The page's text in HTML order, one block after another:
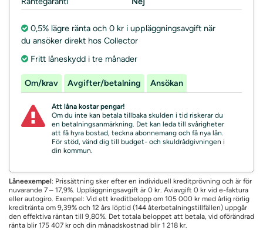
0,5% lägre ränta och 0 kr i uppläggningsavgift när
du ansöker direkt hos Collector
Fritt låneskydd i tre månader
Om/krav Avgifter/betalning Ansökan
Att låna kostar pengar!
Om du inte kan betala tillbaka skulden i tid riskerar du
en betalningsanmärkning. Det kan leda till svårigheter
att få hyra bostad, teckna abonnemang och få nya lån.
För stöd, vänd dig till budget- och skuldrådgivningen i
din kommun.
Låneexempel: Prissättning sker efter en individuell kreditprövning och är för
nuvarande 7 – 17,9%. Uppläggningsavgift är 0 kr. Aviavgift 0 kr vid e-faktura
eller autogiro. Exempel: Vid ett kreditbelopp om 105 000 kr med årlig rörlig
kreditränta om 9,39% och 12 års löptid (144 återbetalningstillfällen) uppgår
den effektiva räntan till 9,80%. Det totala beloppet att betala, vid oförändrad
ränta blir 175 407 kr och din månadskostnad blir 1 218 kr.